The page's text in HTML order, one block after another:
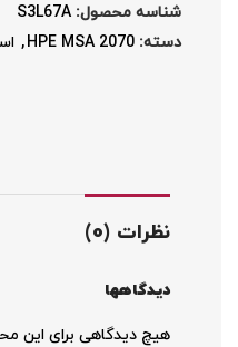
شناسه محصول: S3L67A
دسته: HPE MSA 2070
,
نظرات (0)
دیدگاهها
هیچ دیدگاهی برای این